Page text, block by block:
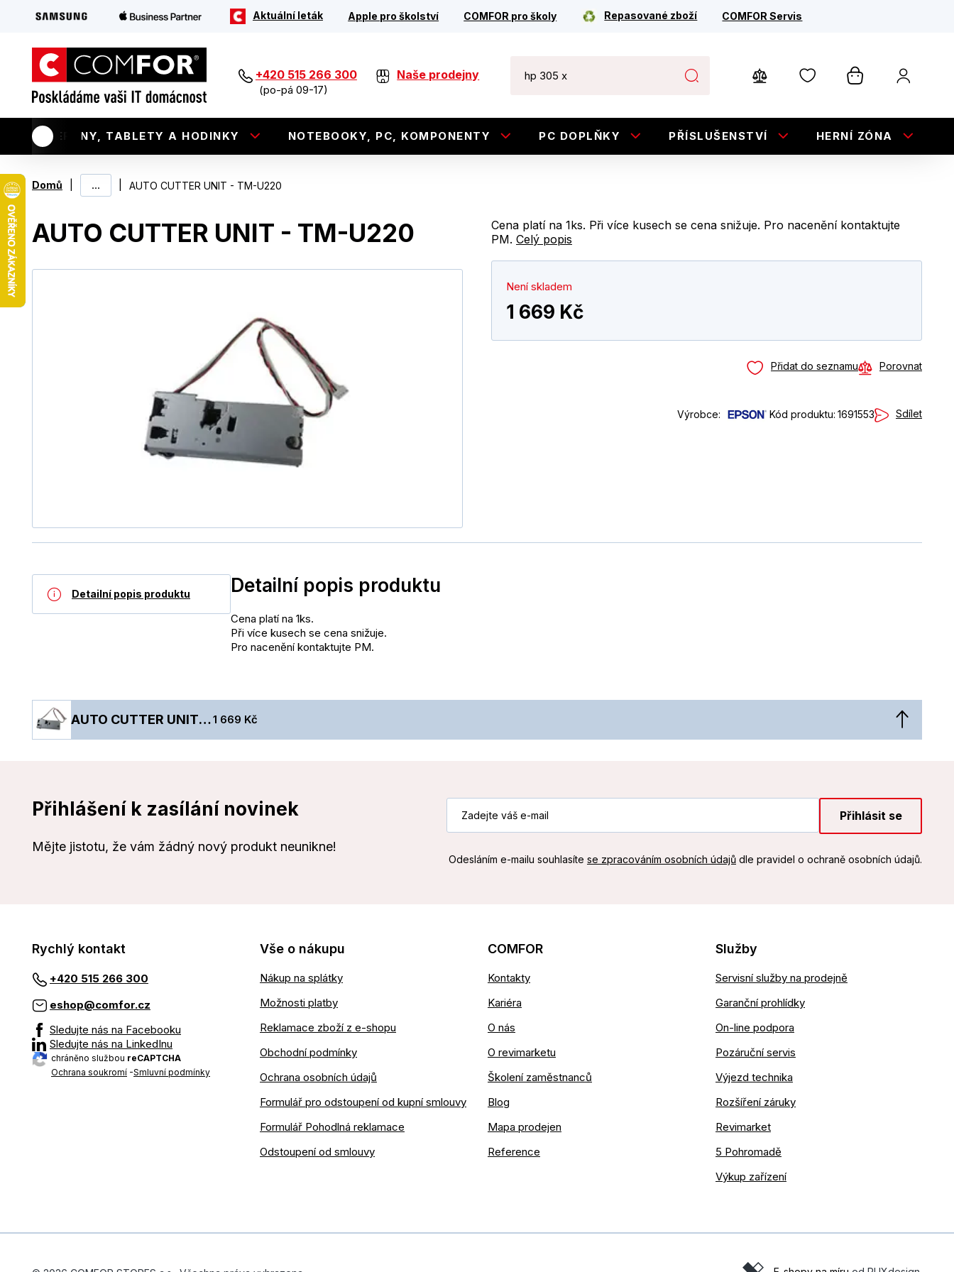
Aktuální leták Apple pro školství COMFOR pro školy Repasované zboží COMFOR Servis
+420 515 266 300
(po-pá 09-17)
Naše prodejny
TELEFONY, TABLETY A HODINKY NOTEBOOKY, PC, KOMPONENTY PC DOPLŇKY PŘÍSLUŠENSTVÍ HERNÍ ZÓNA
Domů ... AUTO CUTTER UNIT - TM-U220
AUTO CUTTER UNIT - TM-U220
Cena platí na 1ks. Při více kusech se cena snižuje. Pro nacenění kontaktujte
PM. Celý popis
Není skladem
1 669 Kč
Přidat do seznamu Porovnat
Výrobce: Kód produktu: 1691553 Sdílet
Detailní popis produktu Detailní popis produktu
Cena platí na 1ks.
Při více kusech se cena snižuje.
Pro nacenění kontaktujte PM.
AUTO CUTTER UNIT - TM-U2201 669 Kč
Přihlášení k zasílání novinek
Mějte jistotu, že vám žádný nový produkt neunikne!
Přihlásit se
Odesláním e-mailu souhlasíte se zpracováním osobních údajůdle pravidel o ochraně osobních údajů.
Rychlý kontakt
+420 515 266 300
eshop@comfor.cz
Sledujte nás na Facebooku
Sledujte nás na LinkedInu
chráněno službou reCAPTCHA
Ochrana soukromí -Smluvní podmínky
Vše o nákupu
Nákup na splátky
Možnosti platby
Reklamace zboží z e-shopu
Obchodní podmínky
Ochrana osobních údajů
Formulář pro odstoupení od kupní smlouvy
Formulář Pohodlná reklamace
Odstoupení od smlouvy
COMFOR
Kontakty
Kariéra
O nás
O revimarketu
Školení zaměstnanců
Blog
Mapa prodejen
Reference
Služby
Servisní služby na prodejně
Garanční prohlídky
On-line podpora
Pozáruční servis
Výjezd technika
Rozšíření záruky
Revimarket
5 Pohromadě
Výkup zařízení